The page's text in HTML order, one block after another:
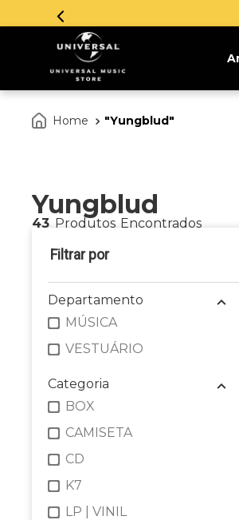
Yungblud
Yungblud
43 Produtos
Departamento
MÚSICA
VESTUÁRIO
Categoria
BOX
CAMISETA
CD
K7
LP | VINIL